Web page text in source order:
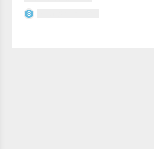
S